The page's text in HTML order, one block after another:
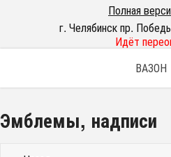
Полная
г. Челябинск пр.
Идёт
ВАЗОН
Эмблемы, надписи